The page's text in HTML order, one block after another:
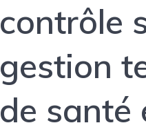
contrôle
gestion
de santé